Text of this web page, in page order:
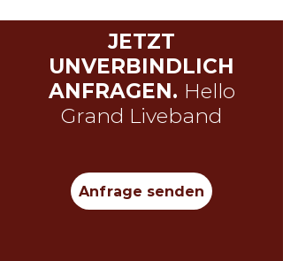
JETZT
UNVERBINDLICH
ANFRAGEN. Hello
Grand Liveband
Anfrage senden